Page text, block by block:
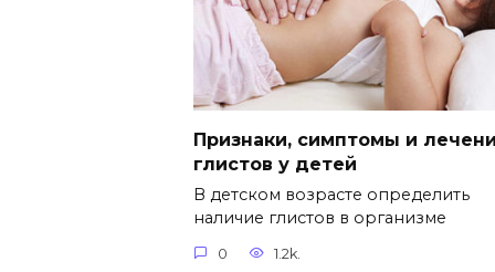
Признаки, симптомы и
глистов у детей
В детском возрасте определить
наличие глистов в организме
0 1.2k.